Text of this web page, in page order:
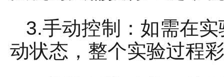
3.手动控制：如需在
动状态，整个实验过程